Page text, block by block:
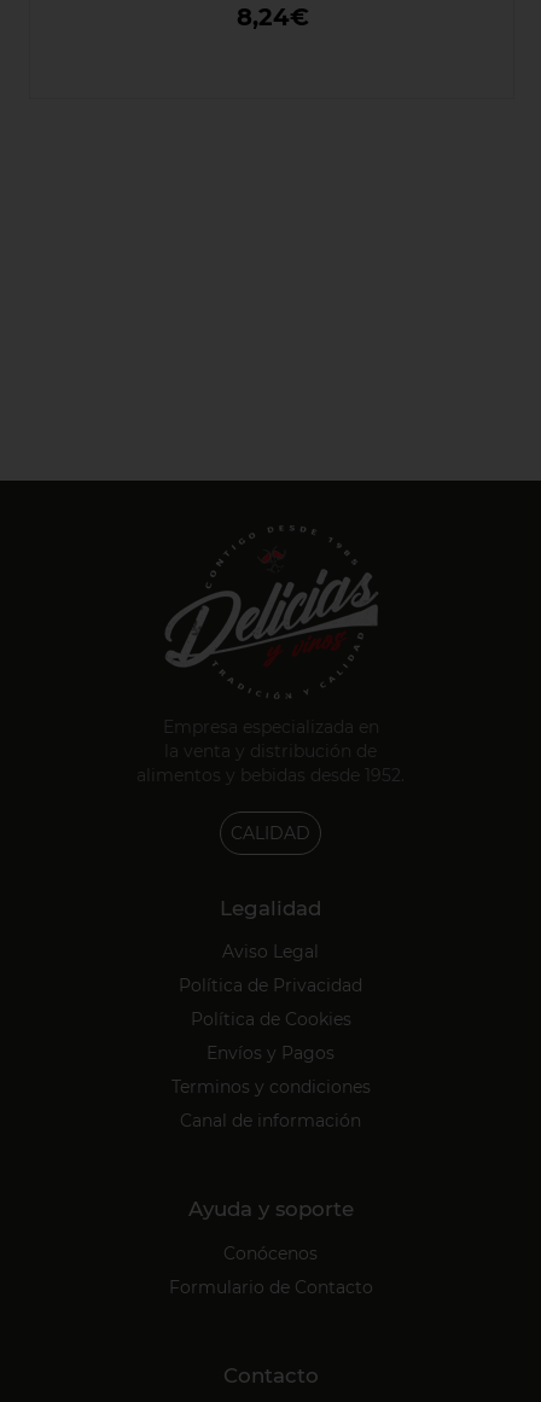
8,24€
Empresa especializada en
la venta y distribución de
alimentos y bebidas desde 1952.
CALIDAD
Legalidad
Aviso Legal
Política de Privacidad
Política de Cookies
Envíos y Pagos
Terminos y condiciones
Canal de información
Ayuda y soporte
Conócenos
Formulario de Contacto
Contacto